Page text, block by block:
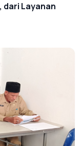
dari Layanan